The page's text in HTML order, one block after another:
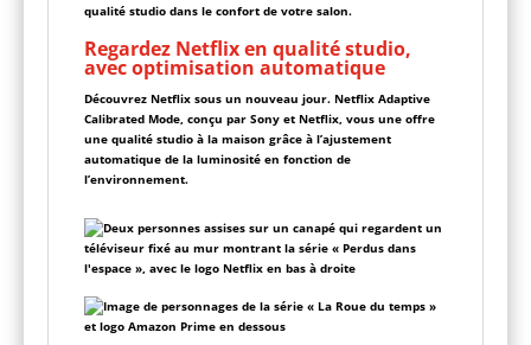
qualité studio dans le confort de votre salon.
Regardez Netflix en qualité studio,
avec optimisation automatique
Découvrez Netflix sous un nouveau jour. Netflix Adaptive
Calibrated Mode, conçu par Sony et Netflix, vous une offre
une qualité studio à la maison grâce à l’ajustement
automatique de la luminosité en fonction de
l’environnement.